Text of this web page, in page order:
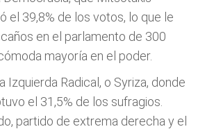
el 39,8% de los votos, lo que le
en el parlamento de 300
mayoría en el poder.
Izquierda Radical, o Syriza, donde
el 31,5% de los sufragios.
partido de extrema derecha y el